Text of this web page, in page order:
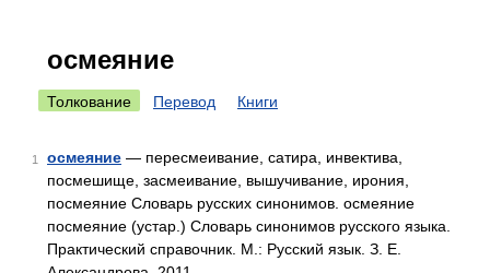
осмеяние
Толкование Перевод Книги
1 осмеяние — пересмеивание, сатира, инвектива,
посмешище, засмеивание, вышучивание, ирония,
посмеяние Словарь русских синонимов. осмеяние
посмеяние (устар.) Словарь синонимов русского языка.
Практический справочник. М.: Русский язык. З. Е.